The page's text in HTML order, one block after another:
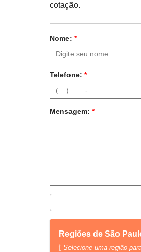
cotação.
Nome:*
Telefone:*
Mensagem:*
Regiões de São
Selecione uma região